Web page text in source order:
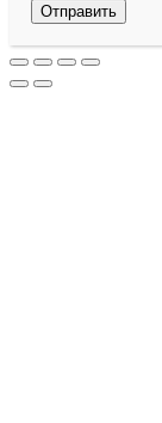
Отправить